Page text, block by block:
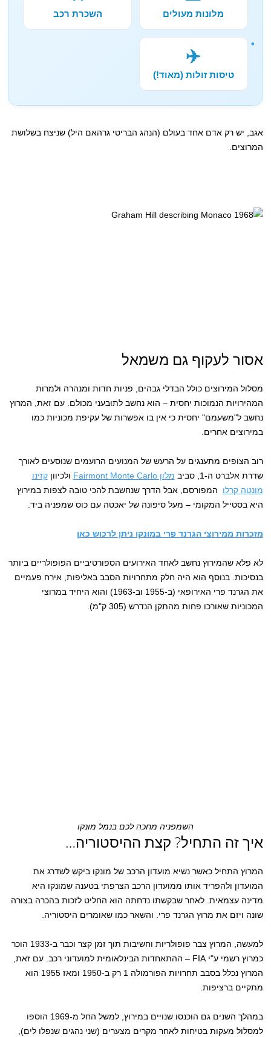
מלונות מעולים השכרת רכב
✈️
טיסות זולות (מאוד!)
אגב, יש רק אדם אחד בעולם (הנהג הבריטי גרהאם היל) שניצח בשלושת
המרוצים.
אסור לעקוף גם משמאל
מסלול המירוצים כולל הבדלי גבהים, פניות חדות ומנהרה ולמרות
המהירויות הנמוכות יחסית – הוא נחשב לתובעני מכולם. עם זאת, המרוץ
נחשב ל"משעמם" יחסית כי אין בו אפשרות של עקיפת מכוניות כמו
במירוצים אחרים.
רוב הצופים מתענגים על הרעש של המנועים הרועמים שנוסעים לאורך
שדרת אלברט ה-1, סביב
מלון Fairmont Monte Carlo ולכיווןקזינו
מונטה קרלו המפורסם, אבל הדרך שנחשבת להכי טובה לצפות במירוץ
היא בסטייל המקומי – מעל סיפונה של יאכטה עם כוס שמפניה ביד.
מזכרות ממירוצי הגרנד פרי במונקו ניתן לרכוש כאן
לא פלא שהמירוץ נחשב לאחד האירועים הספורטיביים הפופולריים ביותר
בנסיכות. בנוסף הוא היה חלק מתחרויות הסבב באליפות, אירח פעמיים
את הגרנד פרי האירופאי (ב-1955 וב-1963) והוא היחיד במרוצי
המכוניות שאורכו פחות מהתקן הנדרש (305 ק"מ).
השמפניה מחכה לכם בנמל מונקו
איך זה התחיל? קצת ההיסטוריה…
המרוץ התחיל כאשר נשיא מועדון הרכב של מונקו ביקש לשדרג את
המועדון ולהפריד אותו ממועדון הרכב הצרפתי בטענה שמונקו היא
מדינה עצמאית. לאחר שבקשתו נדחתה הוא החליט לזכות בהכרה בצורה
שונה ויזם את מרוץ הגרנד פרי. והשאר כמו שאומרים היסטוריה.
למעשה, המרוץ צבר פופולריות וחשיבות תוך זמן קצר וכבר ב-1933 הוכר
כמרוץ רשמי ע"י FIA – ההתאחדות הבינלאומית למועדוני רכב. עם זאת,
המרוץ נכלל בסבב תחרויות הפורמולה 1 רק ב-1950 ומאז 1955 הוא
מתקיים ברציפות.
במהלך השנים גם הוכנסו שנויים במירוץ, למשל החל מ-1969 הוספו
למסלול מעקות בטיחות לאחר מקרים מצערים (שני נהגים שנפלו לים),